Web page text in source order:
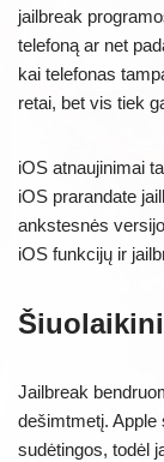
jailbreak
telefoną ar net
kai telefonas
retai, bet vis tiek
iOS atnaujinimai
iOS prarandate
ankstesnės
iOS funkcijų ir
Jailbreak
dešimtmetį. Apple
sudėtingos, todėl